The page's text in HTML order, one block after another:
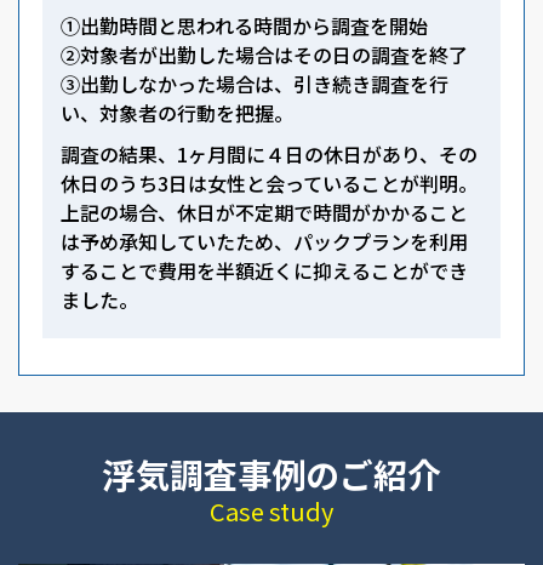
①出勤時間と思われる時間から調査を開始
②対象者が出勤した場合はその日の調査を終了
③出勤しなかった場合は、引き続き調査を行
い、対象者の行動を把握。
調査の結果、1ヶ月間に４日の休日があり、その
休日のうち3日は女性と会っていることが判明。
上記の場合、休日が不定期で時間がかかること
は予め承知していたため、パックプランを利用
することで費用を半額近くに抑えることができ
ました。
浮気調査事例のご紹介
Case study